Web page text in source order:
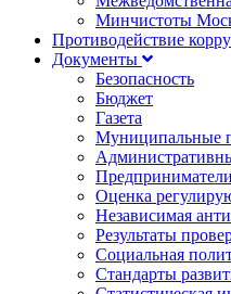
Минчистоты
Противодействие
Документы
Безопасность
Бюджет
Газета
Муниципальные
Предприниматели
Оценка
Независимая
Результаты
Социальная
Стандарты